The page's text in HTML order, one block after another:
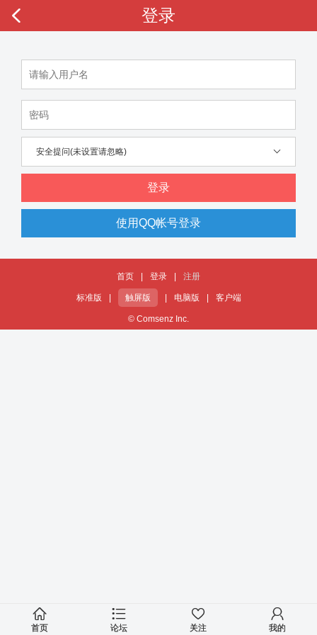
登录
安全提问(未设置请忽略)
登录
使用QQ帐号登录
首页 登录 注册
标准版 触屏版 电脑版 客户端
© Comsenz Inc.
首页 论坛 关注 我的